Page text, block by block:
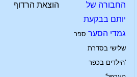
החבורה של
יותם בבקעת
גמדי הסער ספר
שלישי בסדרת
'הילדים בכפר
הוצאת הרדוף